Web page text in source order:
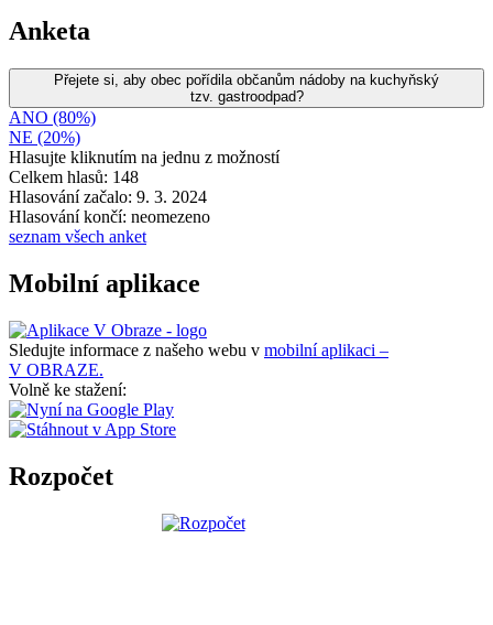
Anketa
Přejete si, aby obec pořídila občanům nádoby na kuchyňský
tzv. gastroodpad?
ANO (80%)
NE (20%)
Hlasujte kliknutím na jednu z možností
Celkem hlasů: 148
Hlasování začalo: 9. 3. 2024
Hlasování končí: neomezeno
seznam všech anket
Mobilní aplikace
Sledujte informace z našeho webu v mobilní aplikaci –
V OBRAZE.
Volně ke stažení:
Rozpočet